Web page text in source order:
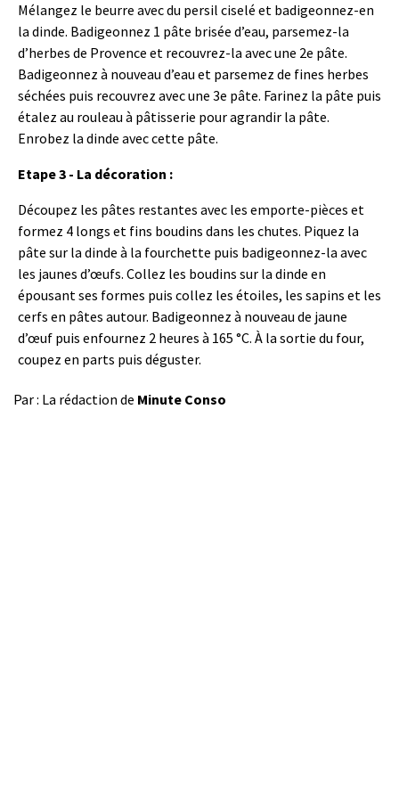
Mélangez le beurre avec du persil ciselé et badigeonnez-en
la dinde. Badigeonnez 1 pâte brisée d’eau, parsemez-la
d’herbes de Provence et recouvrez-la avec une 2e pâte.
Badigeonnez à nouveau d’eau et parsemez de fines herbes
séchées puis recouvrez avec une 3e pâte. Farinez la pâte puis
étalez au rouleau à pâtisserie pour agrandir la pâte.
Enrobez la dinde avec cette pâte.
Etape 3 - La décoration :
Découpez les pâtes restantes avec les emporte-pièces et
formez 4 longs et fins boudins dans les chutes. Piquez la
pâte sur la dinde à la fourchette puis badigeonnez-la avec
les jaunes d’œufs. Collez les boudins sur la dinde en
épousant ses formes puis collez les étoiles, les sapins et les
cerfs en pâtes autour. Badigeonnez à nouveau de jaune
d’œuf puis enfournez 2 heures à 165 °C. À la sortie du four,
coupez en parts puis déguster.
Par : La rédaction de Minute Conso